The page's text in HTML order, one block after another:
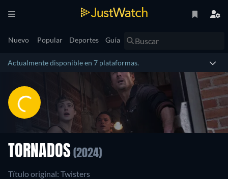
Nuevo Popular Deportes Guía
Actualmente disponible en 7 plataformas.
TORNADOS (2024)
Título original: Twisters